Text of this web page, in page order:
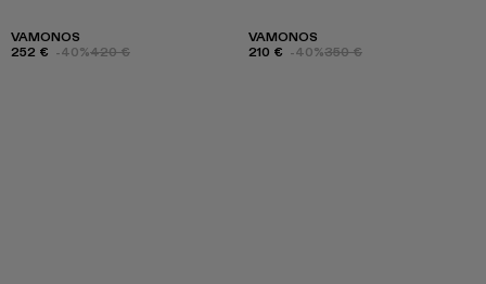
VAMONOS
252 € -40%420 €
VAMONOS
210 € -40%350 €